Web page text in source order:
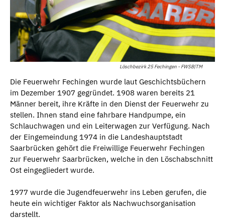
Löschbezirk 25 Fechingen - FWSB|TM
Die Feuerwehr Fechingen wurde laut Geschichtsbüchern
im Dezember 1907 gegründet. 1908 waren bereits 21
Männer bereit, ihre Kräfte in den Dienst der Feuerwehr zu
stellen. Ihnen stand eine fahrbare Handpumpe, ein
Schlauchwagen und ein Leiterwagen zur Verfügung. Nach
der Eingemeindung 1974 in die Landeshauptstadt
Saarbrücken gehört die Freiwillige Feuerwehr Fechingen
zur Feuerwehr Saarbrücken, welche in den Löschabschnitt
Ost eingegliedert wurde.
1977 wurde die Jugendfeuerwehr ins Leben gerufen, die
heute ein wichtiger Faktor als Nachwuchsorganisation
darstellt.